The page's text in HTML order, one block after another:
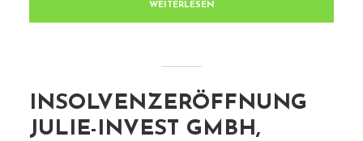
WEITERLESEN
INSOLVENZERÖFFNUNG
JULIE-INVEST GMBH,